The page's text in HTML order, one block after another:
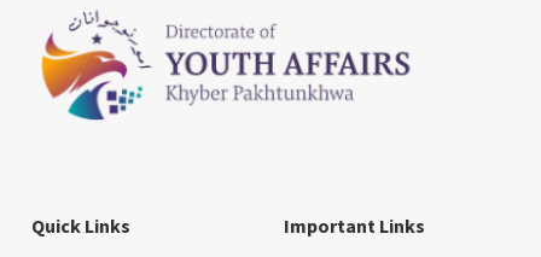
Quick Links Important Links